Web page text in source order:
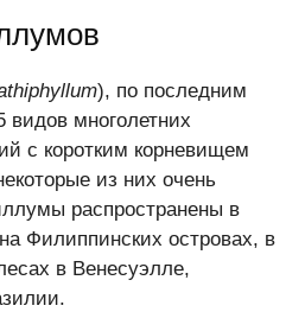
), по последним
многолетних
с коротким корневищем
из них очень
распространены в
Филиппинских островах, в
в Венесуэлле,